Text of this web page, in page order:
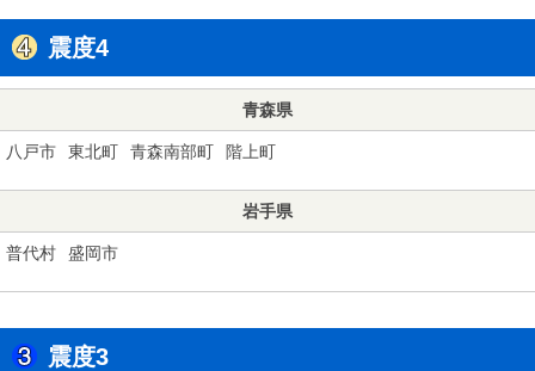
震度4
青森県
八戸市 東北町 青森南部町 階上町
岩手県
普代村 盛岡市
震度3